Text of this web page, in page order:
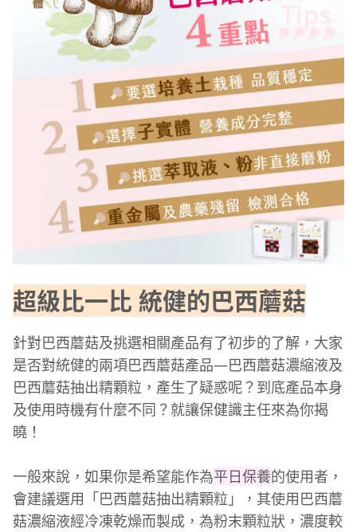
超級比一比 統健的巴西蘑菇
針對巴西蘑菇及挑選相關產品有了初步的了解，大家
是否對統健的兩項巴西蘑菇產品—巴西蘑菇濃縮液及
巴西蘑菇抽出精顆粒，產生了疑惑呢？到底產品本身
及使用時機有什麼不同？就讓保健識主任來為你揭
曉！
一般來說，如果你是希望能作為平日保養的使用者，
會建議選用「巴西蘑菇抽出精顆粒」，其使用巴西蘑
菇濃縮液經冷凍乾燥而製成，為粉末顆粒狀，濃度較